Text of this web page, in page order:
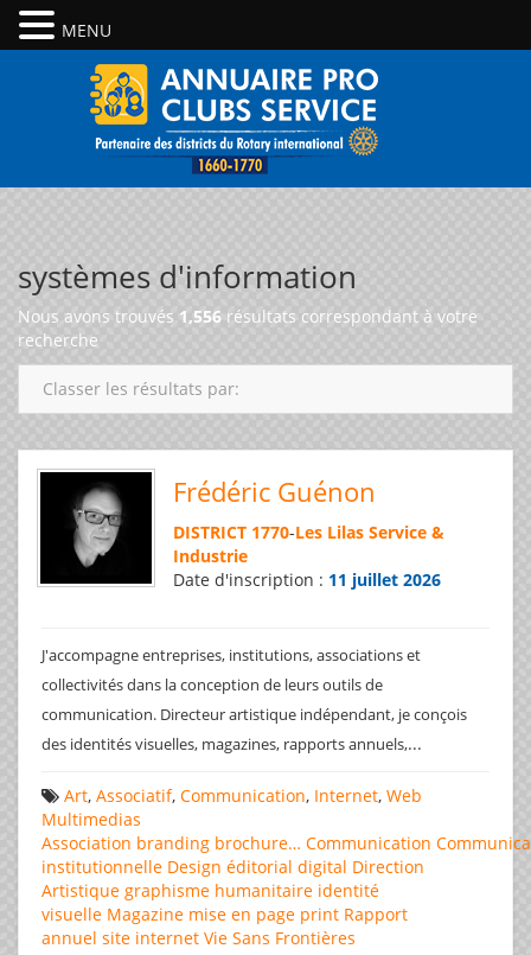
systèmes d'information
Nous avons trouvés 1,556 résultats correspondant à votre
recherche
Classer les résultats par:
Frédéric Guénon
DISTRICT 1770-Les Lilas Service &
Industrie
Date d'inscription : 11 juillet 2026
J'accompagne entreprises, institutions, associations et
collectivités dans la conception de leurs outils de
communication. Directeur artistique indépendant, je conçois
des identités visuelles, magazines, rapports annuels,...
Art, Associatif, Communication, Internet, Web
Multimedias
Association branding brochure… Communication
institutionnelle Design éditorial digital Direction
Artistique graphisme humanitaire identité
visuelle Magazine mise en page print Rapport
annuel site internet Vie Sans Frontières
MENU